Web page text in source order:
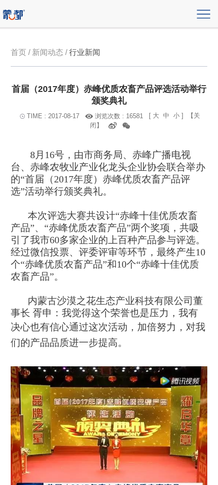
首页 / 新闻动态 /行业新闻
首届（2017年度）赤峰优质农畜产品评选活动举行
颁奖典礼
TIME : 2017-08-17 浏览次数 : 16581 [ 大 中 小 ]
【关
闭】
8月16号，由市商务局、赤峰广播电视
台、赤峰农牧业产业化龙头企业协会联合举办
的“首届（2017年度）赤峰优质农畜产品评
选”活动举行颁奖典礼。
本次评选大赛共设计“赤峰十佳优质农畜
产品”、“赤峰优质农畜产品”两个奖项，共吸
引了我市60多家企业的上百种产品参与评选。
经过微信投票、评委评审等环节，最终产生10
个“赤峰优质农畜产品”和10个“赤峰十佳优质
农畜产品”。
内蒙古沙漠之花生态产业科技有限公司董
事长 胥申：我觉得这个荣誉也是压力，我有
决心也有信心通过这次活动，加倍努力，对我
们的产品品质进一步提高。